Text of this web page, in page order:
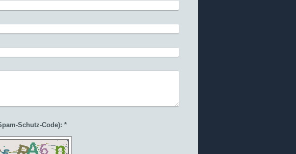
Captcha (Spam-Schutz-Code): *